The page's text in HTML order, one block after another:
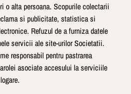
o alta persoana. Scopurile colectarii
si publicitate, statistica si
Refuzul de a furniza datele
servicii ale site-urilor Societatii.
responsabil pentru pastrarea
asociate accesului la serviciile